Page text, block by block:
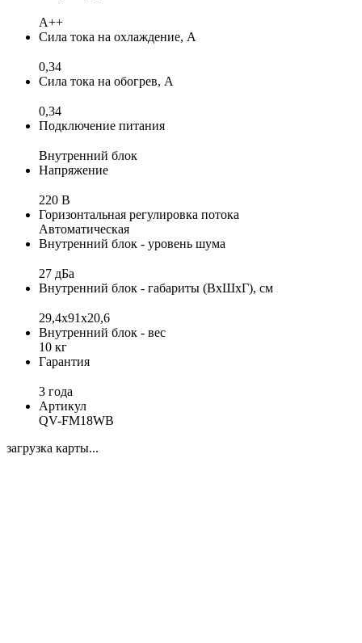
A++
Сила тока на охлаждение, А
0,34
Сила тока на обогрев, А
0,34
Подключение питания
Внутренний блок
Напряжение
220 В
Горизонтальная регулировка потока
Автоматическая
Внутренний блок - уровень шума
27 дБа
Внутренний блок - габариты (ВхШхГ), см
29,4х91х20,6
Внутренний блок - вес
10 кг
Гарантия
3 года
Артикул
QV-FM18WB
загрузка карты...